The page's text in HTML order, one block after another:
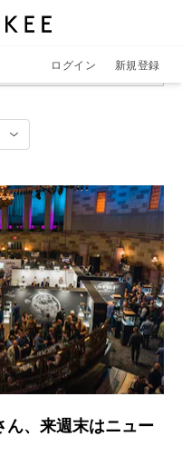
ログイン 新規登録
FAIR
ん、来週末はニュー